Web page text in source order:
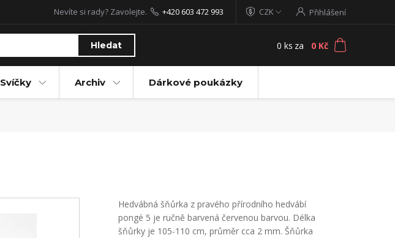
CZK Přihlášení
Hledat
Nevíte si rady? Zavolejte. +420 603 472 993
0 ks za 0 Kč
Svíčky Archiv Dárkové poukázky
Hedvábná šňůrka z pravého přírodního hedvábí
pongé 5 je ručně barvená červenou barvou. Délka
šňůrky je 105-110 cm, průměr cca 2 mm. Šňůrka